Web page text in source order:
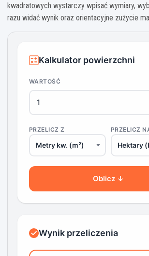
kwadratowych wystarczy wpisać wymiary,
razu widać wynik oraz orientacyjne zużycie
Kalkulator powierzchni
WARTOŚĆ
PRZELICZ Z PRZELICZ
Oblicz ↓
Wynik przeliczenia